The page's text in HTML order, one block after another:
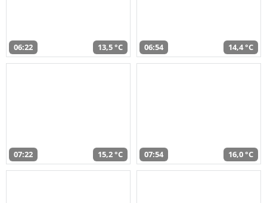
06:22 13,5 °C 06:54 14,4 °C
07:22 15,2 °C 07:54 16,0 °C